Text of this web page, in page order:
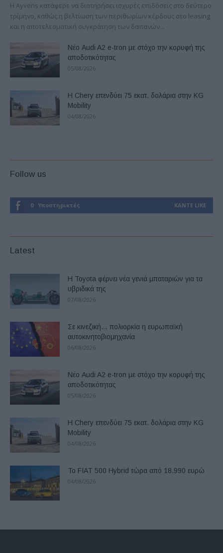
Η Ayvens κατάφερε να διατηρήσει ισχυρές επιδόσεις στο δεύτερο
τρίμηνο, καθώς η βελτίωση των περιθωρίων κέρδους στο leasing
και η αποτελεσματική συγκράτηση των δαπανών...
Νέο Audi A2 e-tron με στόχο την κορυφή της
αποδοτικότητας
05/08/2026
Η Chery επενδύει 75 εκατ. δολάρια στην KG
Mobility
04/08/2026
Follow us
0 Υποστηρικτές ΚΆΝΤΕ LIKE
Latest
Η Toyota φέρνει νέα γενιά μπαταριών για τα
υβριδικά της
07/08/2026
Σε κινεζική… πολιορκία η ευρωπαϊκή
αυτοκινητοβιομηχανία
06/08/2026
Νέο Audi A2 e-tron με στόχο την κορυφή της
αποδοτικότητας
05/08/2026
Η Chery επενδύει 75 εκατ. δολάρια στην KG
Mobility
04/08/2026
Το FIAT 500 Hybrid τώρα από 18.990 ευρώ
04/08/2026